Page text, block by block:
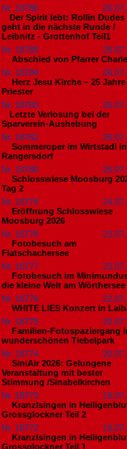
Nr. 18786
​Der Spirit lebt: Rollin Dudes
geht in die nächste Runde /
Leibnitz - Grottenhof Teil1
Nr. 18785
Abschied von Pfarrer
Nr. 18784
Herz Jesu Kirche – 25 Jahre
Priester
Nr. 18783
​Letzte Verlosung bei der
Sparverein-Aushebung
Nr. 18782
Sommeroper im Wirtstadl in
Rangersdorf
Nr. 18780
Schlosswiese Moosburg
Tag 2
Nr. 18779
Eröffnung Schlosswiese
Moosburg 2026
Nr. 18778
Fotobesuch am
Flatschachersee
Nr. 18777
Fotobesuch im
die kleine Welt am Wörthersee
Nr. 18776
WHITE LIES Konzert in
Nr. 18775
Familien-Fotospaziergang
wunderschönen Tiebelpark
Nr. 18774
SiniAir 2026: Gelungene
Veranstaltung mit bester
Stimmung /Sinabelkirchen
Nr. 18773
Kranzlsingen in
Grossglockner Teil 2
Nr. 18772
Kranzlsingen in
Grossglockner Teil 1